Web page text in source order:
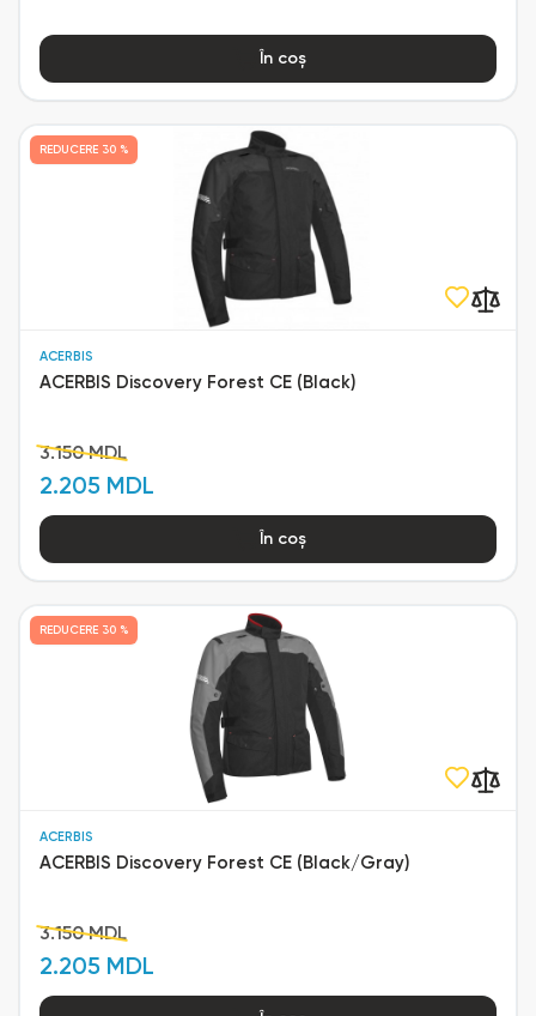
În coș
ACERBIS
ACERBIS Discovery Forest CE (Black)
3.150 MDL
2.205 MDL
REDUCERE 30 %
În coș
ACERBIS
ACERBIS Discovery Forest CE (Black/Gray)
3.150 MDL
2.205 MDL
REDUCERE 30 %